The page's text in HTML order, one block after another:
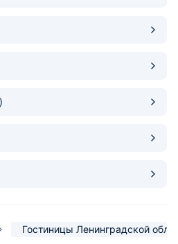
Гостиницы Ленинградской